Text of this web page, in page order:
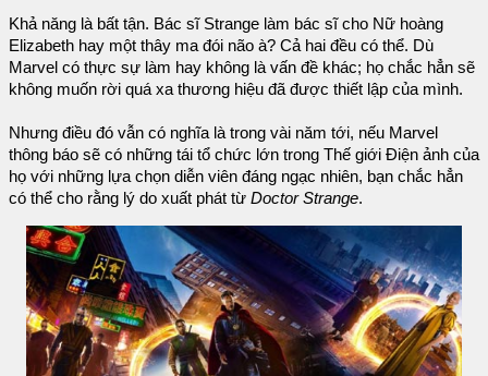
Khả năng là bất tận. Bác sĩ Strange làm bác sĩ cho Nữ hoàng
Elizabeth hay một thây ma đói não à? Cả hai đều có thể. Dù
Marvel có thực sự làm hay không là vấn đề khác; họ chắc hẳn sẽ
không muốn rời quá xa thương hiệu đã được thiết lập của mình.
Nhưng điều đó vẫn có nghĩa là trong vài năm tới, nếu Marvel
thông báo sẽ có những tái tổ chức lớn trong Thế giới Điện ảnh của
họ với những lựa chọn diễn viên đáng ngạc nhiên, bạn chắc hẳn
có thể cho rằng lý do xuất phát từ Doctor Strange.